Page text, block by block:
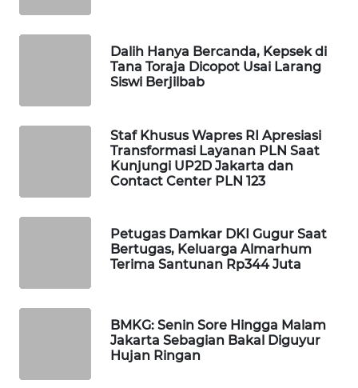
Dalih Hanya Bercanda, Kepsek di
Tana Toraja Dicopot Usai Larang
Siswi Berjilbab
Staf Khusus Wapres RI Apresiasi
Transformasi Layanan PLN Saat
Kunjungi UP2D Jakarta dan
Contact Center PLN 123
Petugas Damkar DKI Gugur Saat
Bertugas, Keluarga Almarhum
Terima Santunan Rp344 Juta
BMKG: Senin Sore Hingga Malam
Jakarta Sebagian Bakal Diguyur
Hujan Ringan
WAHANA
UMKM
WAHANA